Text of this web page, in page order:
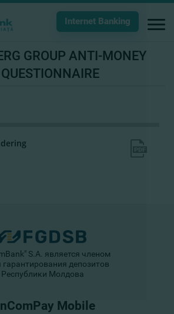
Internet Banking
GROUP ANTI-MONEY
S.A. является членом
депозитов
Республики Молдова
Mobile